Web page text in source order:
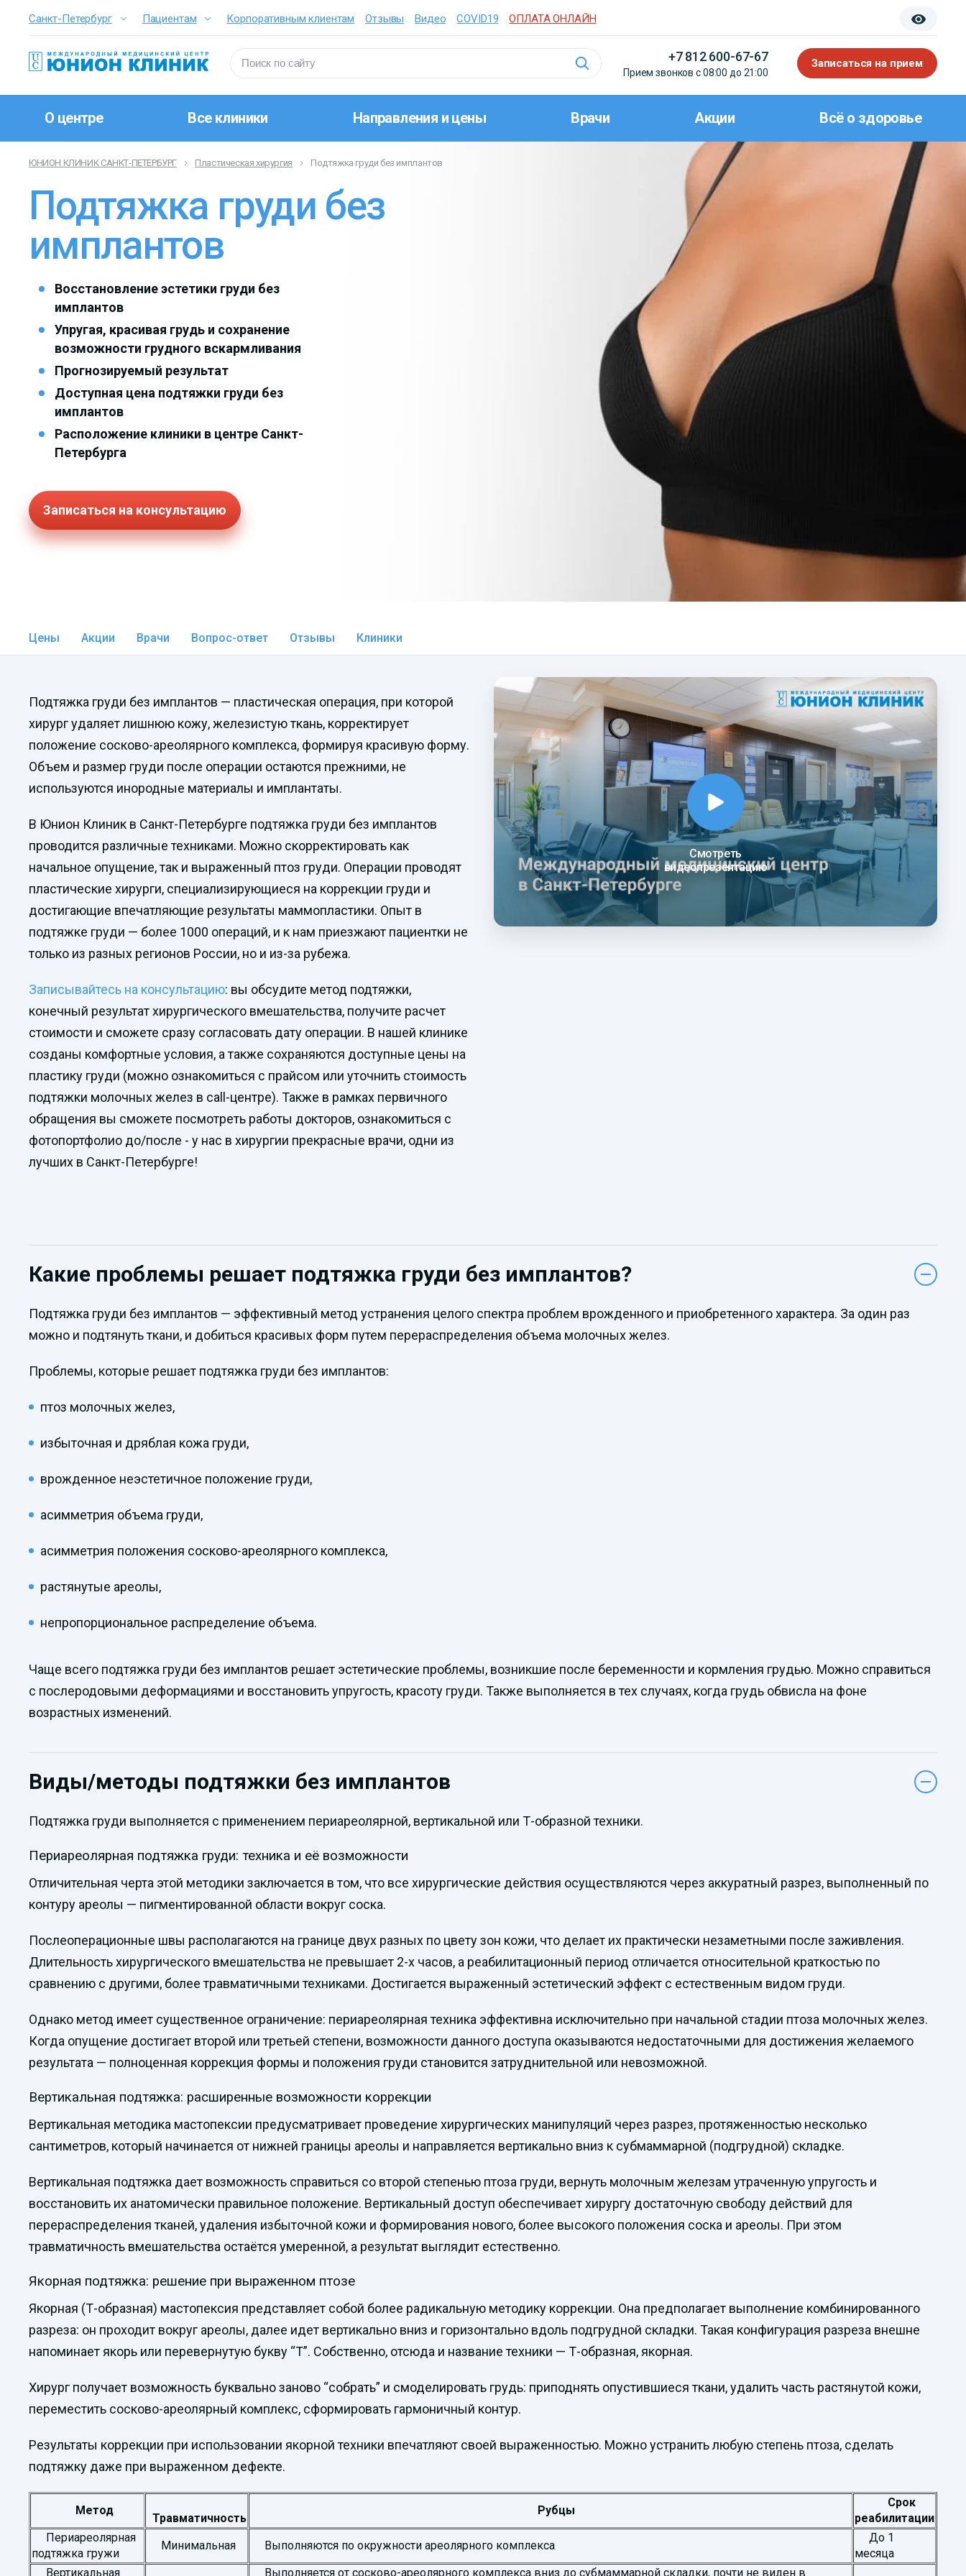
Санкт-Петербург Пациентам Корпоративным клиентам Отзывы Видео COVID19 ОПЛАТА ОНЛАЙН
+7 812 600-67-67
Прием звонков с 08:00 до 21:00
Записаться на прием
О центре Все клиники Направления и цены Врачи Акции Всё о здоровье
ЮНИОН КЛИНИК САНКТ-ПЕТЕРБУРГ Пластическая хирургия Подтяжка груди без имплантов
Подтяжка груди без
имплантов
Восстановление эстетики груди без
имплантов
Упругая, красивая грудь и сохранение
возможности грудного вскармливания
Прогнозируемый результат
Доступная цена подтяжки груди без
имплантов
Расположение клиники в центре Санкт-
Петербурга
Записаться на консультацию
Цены Акции Врачи Вопрос-ответ Отзывы Клиники
Смотреть
видеопрезентацию
Подтяжка груди без имплантов — пластическая операция, при которой
хирург удаляет лишнюю кожу, железистую ткань, корректирует
положение сосково-ареолярного комплекса, формируя красивую форму.
Объем и размер груди после операции остаются прежними, не
используются инородные материалы и имплантаты.
В Юнион Клиник в Санкт-Петербурге подтяжка груди без имплантов
проводится различные техниками. Можно скорректировать как
начальное опущение, так и выраженный птоз груди. Операции проводят
пластические хирурги, специализирующиеся на коррекции груди и
достигающие впечатляющие результаты маммопластики. Опыт в
подтяжке груди — более 1000 операций, и к нам приезжают пациентки не
только из разных регионов России, но и из-за рубежа.
Записывайтесь на консультацию: вы обсудите метод подтяжки,
конечный результат хирургического вмешательства, получите расчет
стоимости и сможете сразу согласовать дату операции. В нашей клинике
созданы комфортные условия, а также сохраняются доступные цены на
пластику груди (можно ознакомиться с прайсом или уточнить стоимость
подтяжки молочных желез в call-центре). Также в рамках первичного
обращения вы сможете посмотреть работы докторов, ознакомиться с
фотопортфолио до/после - у нас в хирургии прекрасные врачи, одни из
лучших в Санкт-Петербурге!
Какие проблемы решает подтяжка груди без имплантов?
Подтяжка груди без имплантов — эффективный метод устранения целого спектра проблем врожденного и приобретенного характера. За один раз
можно и подтянуть ткани, и добиться красивых форм путем перераспределения объема молочных желез.
Проблемы, которые решает подтяжка груди без имплантов:
птоз молочных желез,
избыточная и дряблая кожа груди,
врожденное неэстетичное положение груди,
асимметрия объема груди,
асимметрия положения сосково-ареолярного комплекса,
растянутые ареолы,
непропорциональное распределение объема.
Чаще всего подтяжка груди без имплантов решает эстетические проблемы, возникшие после беременности и кормления грудью. Можно справиться
с послеродовыми деформациями и восстановить упругость, красоту груди. Также выполняется в тех случаях, когда грудь обвисла на фоне
возрастных изменений.
Виды/методы подтяжки без имплантов
Подтяжка груди выполняется с применением периареолярной, вертикальной или Т-образной техники.
Периареолярная подтяжка груди: техника и её возможности
Отличительная черта этой методики заключается в том, что все хирургические действия осуществляются через аккуратный разрез, выполненный по
контуру ареолы — пигментированной области вокруг соска.
Послеоперационные швы располагаются на границе двух разных по цвету зон кожи, что делает их практически незаметными после заживления.
Длительность хирургического вмешательства не превышает 2-х часов, а реабилитационный период отличается относительной краткостью по
сравнению с другими, более травматичными техниками. Достигается выраженный эстетический эффект с естественным видом груди.
Однако метод имеет существенное ограничение: периареолярная техника эффективна исключительно при начальной стадии птоза молочных желез.
Когда опущение достигает второй или третьей степени, возможности данного доступа оказываются недостаточными для достижения желаемого
результата — полноценная коррекция формы и положения груди становится затруднительной или невозможной.
Вертикальная подтяжка: расширенные возможности коррекции
Вертикальная методика мастопексии предусматривает проведение хирургических манипуляций через разрез, протяженностью несколько
сантиметров, который начинается от нижней границы ареолы и направляется вертикально вниз к субмаммарной (подгрудной) складке.
Вертикальная подтяжка дает возможность справиться со второй степенью птоза груди, вернуть молочным железам утраченную упругость и
восстановить их анатомически правильное положение. Вертикальный доступ обеспечивает хирургу достаточную свободу действий для
перераспределения тканей, удаления избыточной кожи и формирования нового, более высокого положения соска и ареолы. При этом
травматичность вмешательства остаётся умеренной, а результат выглядит естественно.
Якорная подтяжка: решение при выраженном птозе
Якорная (Т-образная) мастопексия представляет собой более радикальную методику коррекции. Она предполагает выполнение комбинированного
разреза: он проходит вокруг ареолы, далее идет вертикально вниз и горизонтально вдоль подгрудной складки. Такая конфигурация разреза внешне
напоминает якорь или перевернутую букву “Т”. Собственно, отсюда и название техники — Т-образная, якорная.
Хирург получает возможность буквально заново “собрать” и смоделировать грудь: приподнять опустившиеся ткани, удалить часть растянутой кожи,
переместить сосково-ареолярный комплекс, сформировать гармоничный контур.
Результаты коррекции при использовании якорной техники впечатляют своей выраженностью. Можно устранить любую степень птоза, сделать
подтяжку даже при выраженном дефекте.
Метод
Травматичность
Рубцы
Срок
реабилитации
Периареолярная
подтяжка гружи
Минимальная Выполняются по окружности ареолярного комплекса
До 1
месяца
Вертикальная
Выполняется от сосково-ареолярного комплекса вниз до субмаммарной складки, почти не виден в